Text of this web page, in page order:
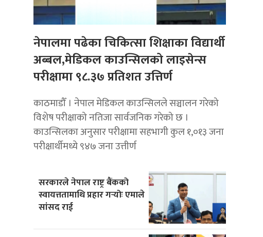
नेपालमा पढेका चिकित्सा शिक्षाका विद्यार्थी
अब्बल,मेडिकल काउन्सिलको लाइसेन्स
परीक्षामा ९८.३७ प्रतिशत उत्तिर्ण
काठमाडौँ । नेपाल मेडिकल काउन्सिलले सञ्चालन गरेको
विशेष परीक्षाको नतिजा सार्वजनिक गरेको छ ।
काउन्सिलका अनुसार परीक्षामा सहभागी कुल १,०१३ जना
परीक्षार्थीमध्ये ९४७ जना उत्तीर्ण
सरकारले नेपाल राष्ट्र बैंकको
स्वायत्ततामाथि प्रहार गर्‍योः एमाले
सांसद राई